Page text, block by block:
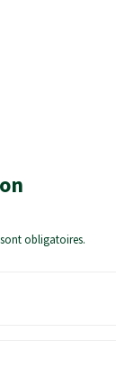
obligatoires.